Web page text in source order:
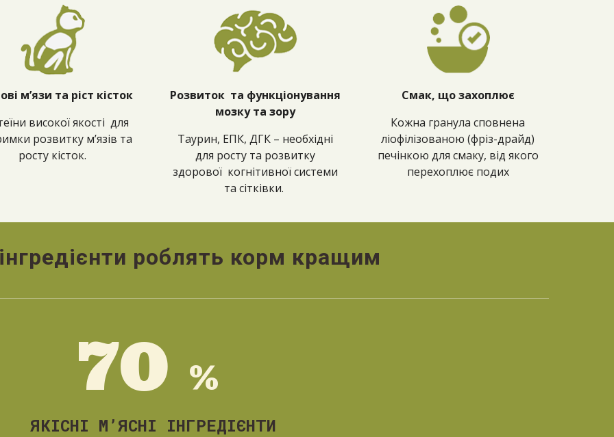
м’язи та ріст кісток
високої якості для
розвитку м’язів та
росту кісток.
Розвиток та функціонування
мозку та зору
Таурин, ЕПК, ДГК – необхідні
для росту та розвитку
здорової когнітивної системи
та сітківки.
Смак, що захоплює
Кожна гранула сповнена
ліофілізованою (фріз-драйд)
печінкою для смаку, від якого
перехоплює подих
інгредієнти роблять корм кращим
70 %
ЯКІСНІ М’ЯСНІ ІНГРЕДІЄНТИ